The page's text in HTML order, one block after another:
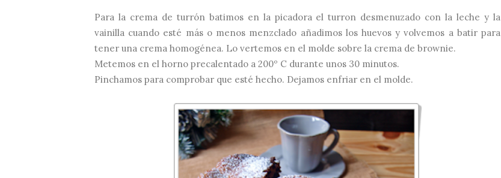
Para la crema de turrón batimos en la picadora el turron desmenuzado con la leche y la
vainilla cuando esté más o menos menzclado añadimos los huevos y volvemos a batir para
tener una crema homogénea. Lo vertemos en el molde sobre la crema de brownie.
Metemos en el horno precalentado a 200º C durante unos 30 minutos.
Pinchamos para comprobar que esté hecho. Dejamos enfriar en el molde.